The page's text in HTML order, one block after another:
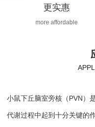
更实惠
more affordable
小鼠下丘脑室旁核（PVN）
代谢过程中起到十分关键的